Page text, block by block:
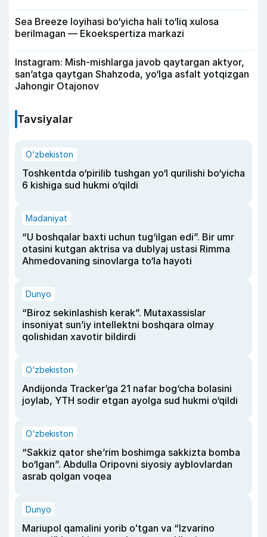
Sea Breeze loyihasi bo‘yicha hali to‘liq xulosa
berilmagan — Ekoekspertiza markazi
Instagram: Mish-mishlarga javob qaytargan aktyor,
san’atga qaytgan Shahzoda, yo‘lga asfalt yotqizgan
Jahongir Otajonov
Tavsiyalar
O‘zbekiston
Toshkentda o‘pirilib tushgan yo‘l qurilishi bo‘yicha
6 kishiga sud hukmi o‘qildi
Madaniyat
“U boshqalar baxti uchun tug‘ilgan edi”. Bir umr
otasini kutgan aktrisa va dublyaj ustasi Rimma
Ahmedovaning sinovlarga to‘la hayoti
Dunyo
“Biroz sekinlashish kerak”. Mutaxassislar
insoniyat sun’iy intellektni boshqara olmay
qolishidan xavotir bildirdi
O‘zbekiston
Andijonda Tracker’ga 21 nafar bog‘cha bolasini
joylab, YTH sodir etgan ayolga sud hukmi o‘qildi
O‘zbekiston
“Sakkiz qator she’rim boshimga sakkizta bomba
bo‘lgan”. Abdulla Oripovni siyosiy ayblovlardan
asrab qolgan voqea
Dunyo
Mariupol qamalini yorib oʻtgan va “Izvarino